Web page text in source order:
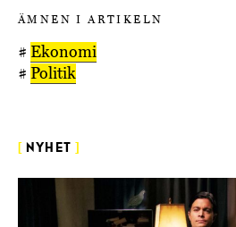
ÄMNEN I ARTIKELN
# Ekonomi
# Politik
NYHET